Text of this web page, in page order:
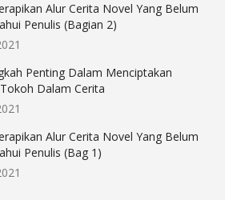
Alur Cerita Novel Yang Belum
Penulis (Bagian 2)
Penting Dalam Menciptakan
Dalam Cerita
Alur Cerita Novel Yang Belum
Penulis (Bag 1)